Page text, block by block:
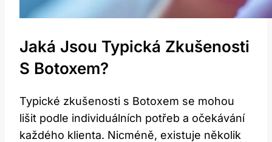
Jaká Jsou Typická Zkušenosti
S Botoxem?
Typické zkušenosti s Botoxem se mohou
lišit podle individuálních potřeb a očekávání
každého klienta. Nicméně, existuje několik